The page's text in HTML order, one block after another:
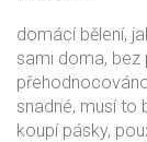
domácí bělení,
sami doma, bez
snadné, musí to
koupí pásky,